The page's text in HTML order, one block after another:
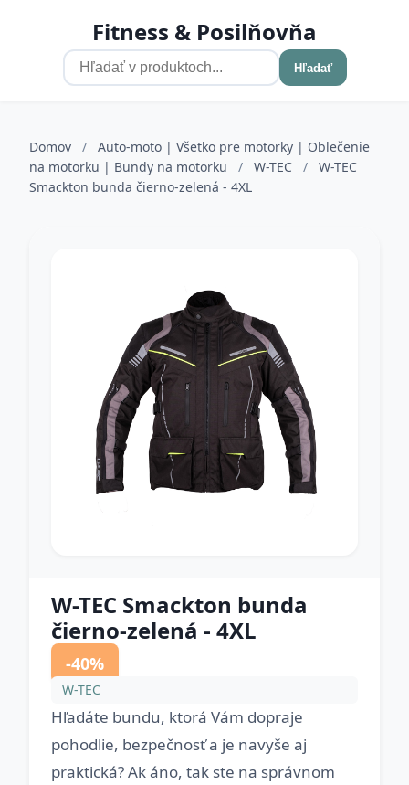
Fitness & Posilňovňa
Hľadať
Domov /
Auto-moto | Všetko pre motorky | Oblečenie
na motorku | Bundy na motorku
/ W-TEC /
W-TEC
Smackton bunda čierno-zelená - 4XL
W-TEC Smackton bunda
čierno-zelená - 4XL
-40%
W-TEC
Hľadáte bundu, ktorá Vám dopraje
pohodlie, bezpečnosť a je navyše aj
praktická? Ak áno, tak ste na správnom